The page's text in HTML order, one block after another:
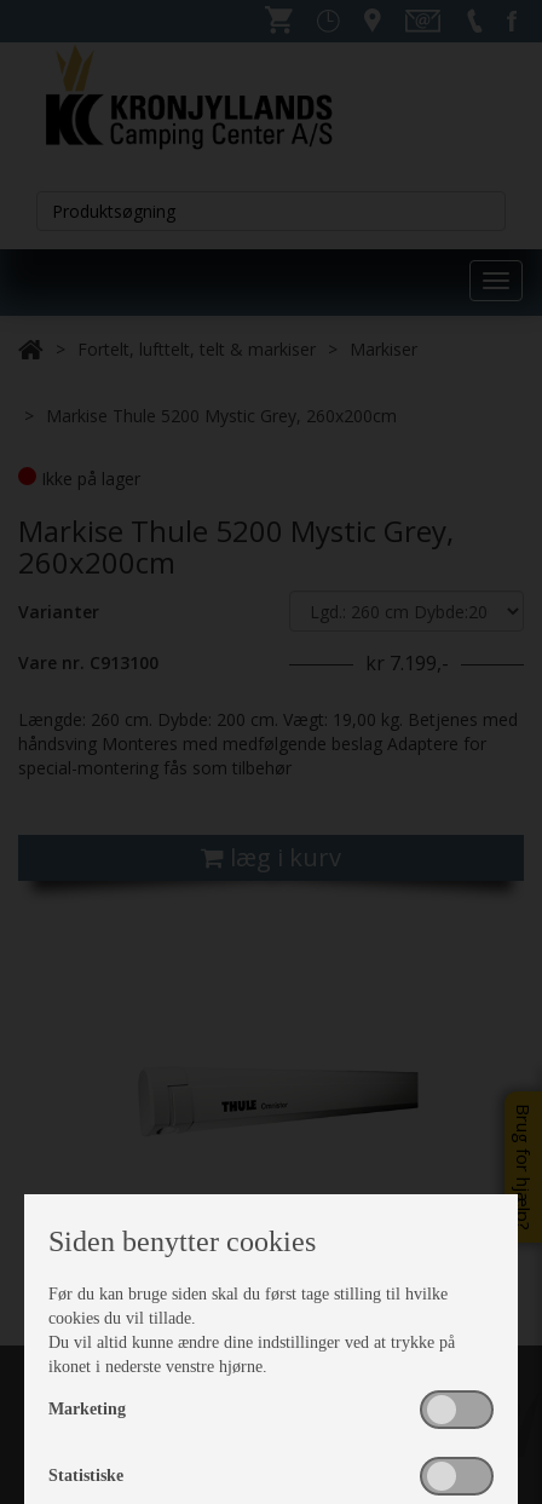
Brug for hjælp?
Fortelt, lufttelt, telt & markiser Markiser
Markise Thule 5200 Mystic Grey, 260x200cm
Ikke på lager
Markise Thule 5200 Mystic Grey,
260x200cm
Varianter
Vare nr. C913100 kr 7.199,-
Længde: 260 cm. Dybde: 200 cm. Vægt: 19,00 kg. Betjenes med
håndsving Monteres med medfølgende beslag Adaptere for
special-montering fås som tilbehør
læg i kurv
Siden benytter cookies
Før du kan bruge siden skal du først tage stilling til hvilke
cookies du vil tillade.
Du vil altid kunne ændre dine indstillinger ved at trykke på
ikonet i nederste venstre hjørne.
Marketing
Statistiske